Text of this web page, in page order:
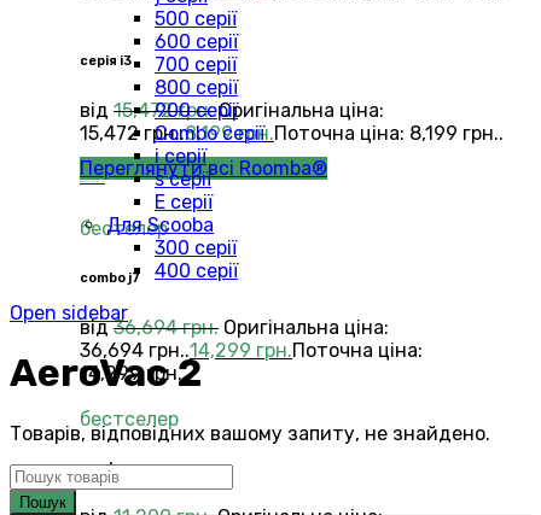
серія i3
від 15,472грн. Оригінальна ціна:
15,472 грн..8,199грн.Поточна ціна: 8,199 грн..
Переглянути всі Roomba®
бестелер
combo j7
від36,694грн. Оригінальна ціна:
36,694 грн..14,299 грн.Поточна ціна:
14,299 грн..
бестселер
combo
500 серії
600 серії
700 серії
800 серії
900 серії
Combo серії
i серії
s серії
Е серії
Для Scooba
300 серії
400 серії
Open sidebar
AeroVac 2
Товарів, відповідних вашому запиту, не знайдено.
Пошук